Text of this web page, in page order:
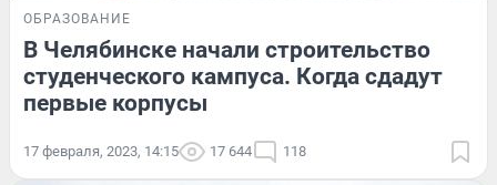
ОБРАЗОВАНИЕ
В Челябинске начали строительство
студенческого кампуса. Когда сдадут
первые корпусы
17 февраля, 2023, 14:15 17 644 118